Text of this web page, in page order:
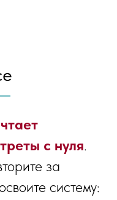
с нуля.
за
систему: